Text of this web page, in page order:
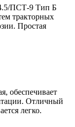
ПСТ-9 Тип Б
тракторных
Простая
обеспечивает
Отличный
легко.